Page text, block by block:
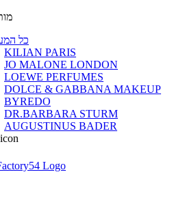
כל
KILIAN PARIS
JO MALONE LONDON
LOEWE PERFUMES
DOLCE & GABBANA MAKEUP
BYREDO
DR.BARBARA STURM
AUGUSTINUS BADER